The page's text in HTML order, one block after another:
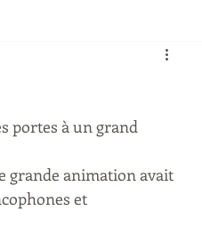
portes à un grand
grande animation avait
et